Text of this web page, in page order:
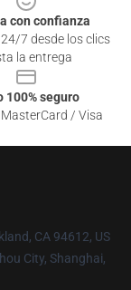
con confianza
7 desde los clics
la entrega
100% seguro
/ Visa
CA 94612, US
City, Shanghai,